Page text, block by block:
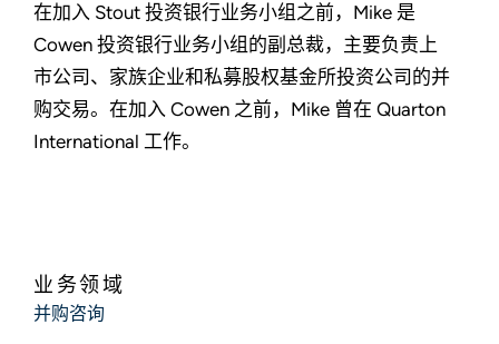
在加入 Stout 投资银行业务小组之前，Mike 是
Cowen 投资银行业务小组的副总裁，主要负责上
市公司、家族企业和私募股权基金所投资公司的并
购交易。在加入 Cowen 之前，Mike 曾在 Quarton
International 工作。
业务领域
并购咨询